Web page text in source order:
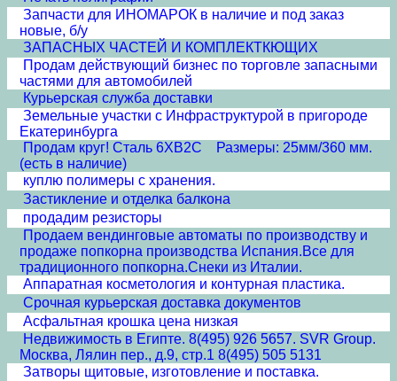
Запчасти для ИНОМАРОК в наличие и под заказ
новые, б/у
ЗАПАСНЫХ ЧАСТЕЙ И КОМПЛЕКТКЮЩИХ
Продам действующий бизнес по торговле запасными
частями для автомобилей
Курьерская служба доставки
Земельные участки с Инфраструктурой в пригороде
Екатеринбурга
Продам круг! Сталь 6ХВ2С Размеры: 25мм/360 мм.
(есть в наличие)
куплю полимеры с хранения.
Застикление и отделка балкона
продадим резисторы
Продаем вендинговые автоматы по производству и
продаже попкорна производства Испания.Все для
традиционного попкорна.Снеки из Италии.
Аппаратная косметология и контурная пластика.
Срочная курьерская доставка документов
Асфальтная крошка цена низкая
Недвижимость в Египте. 8(495) 926 5657. SVR Group.
Москва, Лялин пер., д.9, стр.1 8(495) 505 5131
Затворы щитовые, изготовление и поставка.